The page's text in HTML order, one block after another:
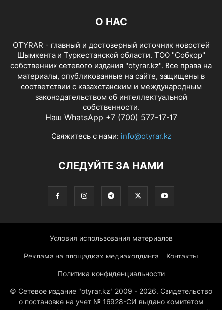
О НАС
OTYRAR - главный и достоверный источник новостей
Шымкента и Туркестанской области. ТОО "Собкор"
собственник сетевого издания "otyrar.kz". Все права на
материалы, опубликованные на сайте, защищены в
соответствии с казахстанским и международным
законодательством об интеллектуальной
собственности.
Наш WhatsApp +7 (700) 577-17-17
Свяжитесь с нами: info@otyrar.kz
СЛЕДУЙТЕ ЗА НАМИ
Условия использования материалов
Реклама на площадках медиахолдинга Контакты
Политика конфиденциальности
© Сетевое издание "otyrar.kz" 2009 - 2026. Свидетельство
о постановке на учет № 16928-СИ выдано комитетом